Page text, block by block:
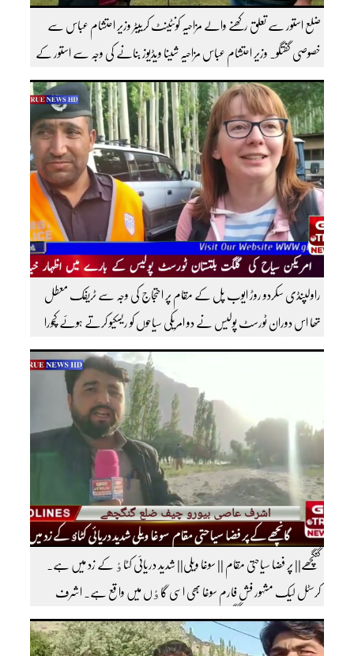
ضلع استور سے تعلق رکھنے والے مزاحیہ کونٹینٹ کرییٹر وزیر احتشام عباس سے
خصوصی گفتگو۔ وزیر احتشام عباس مزاحیہ شینا ویڈیوز بنانے کی وجہ سے استور کے
اندر کافی مشہور ہیں مزید اچھی اچھی ویڈیوز دیکھنے کے لئے ہمارے یوٹیوب چینل کو
سبسکرائب کریں
راولپنڈی سکردو روڑ ایوب پل کے مقام پر احتجاج کی وجہ سے ٹریفک معطل
تھا اس دوران ٹورسٹ پولیس نے دو امریکی سیاحوں کو ریسکیو کرتے ہوئے کچورا
پہنچایا تھا امریکی سیاحوں کی گلگت بلتستان ٹورسٹ پولیس کے بارے اظہار
خیال کرتے ہوئے مزید اچھی اچھی ویڈیوز دیکھنے کے لئے ہمارے یوٹیوب چینل کو
گنگچھے|| پر فضا سیاحتی مقام || سوغا ویلی|| شدید دریائی کٹاٶ کے زد میں ہے۔
کرسٹل لیک مشہور فش فارم سوغا بھی اسی گاٶں میں واقع ہے۔ اشرف
عاصی بیورو چیف ضلع گنگچھے مزید اپڈیٹس دیکھنے کے لئے ہمارے یوٹیوب چینل کو
سبسکرائب کریں